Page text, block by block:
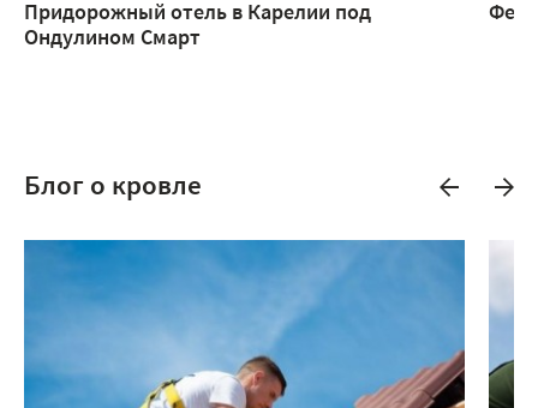
Придорожный отель в Карелии под
Ондулином Смарт
Блог о кровле